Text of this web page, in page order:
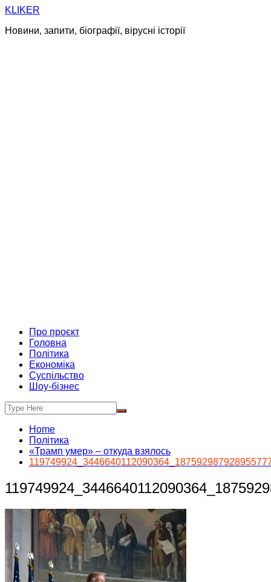
Skip
content
KLIKER
Новини, запити, біографії, вірусні історії
Про проєкт
Головна
Політика
Економіка
Суспільство
Шоу-бізнес
Home
Політика
«Трамп умер» – откуда взялось